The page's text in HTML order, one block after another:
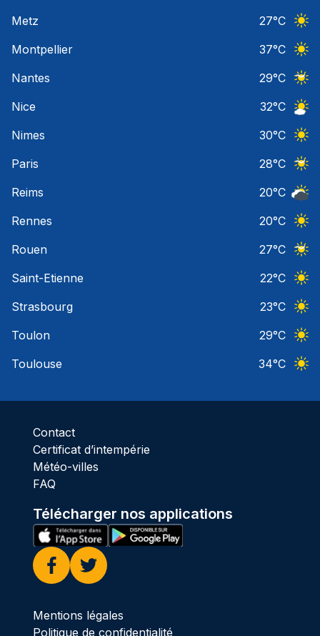
Metz
27°C
Montpellier
37°C
Nantes
29°C
Nice
32°C
Nimes
30°C
Paris
28°C
Reims
20°C
Rennes
20°C
Rouen
27°C
Saint-Etienne
22°C
Strasbourg
23°C
Toulon
29°C
Toulouse
34°C
Contact
Certificat d’intempérie
Météo-villes
FAQ
Télécharger nos applications
Facebook
Twitter
Mentions légales
Politique de confidentialité